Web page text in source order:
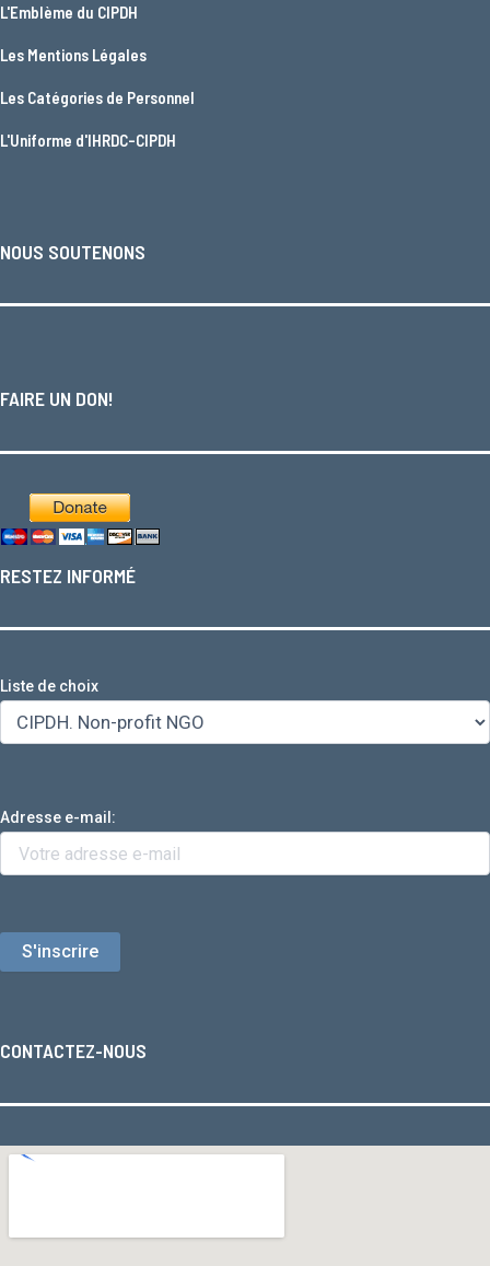
L'Emblème du CIPDH
Les Mentions Légales
Les Catégories de Personnel
L'Uniforme d'IHRDC-CIPDH
NOUS SOUTENONS
FAIRE UN DON!
RESTEZ INFORMÉ
Liste de choix
Adresse e-mail:
CONTACTEZ-NOUS